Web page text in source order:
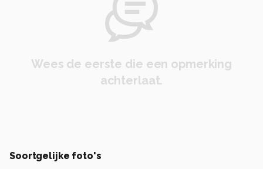
Wees de eerste die een opmerking
achterlaat.
Soortgelijke foto's